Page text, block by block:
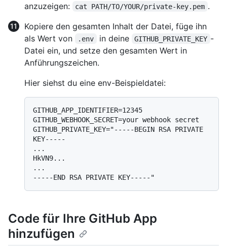
anzuzeigen:
cat PATH/TO/YOUR/private-key.pem .
Kopiere den gesamten Inhalt der Datei, füge ihn
als Wert von
.env in deine GITHUB_PRIVATE_KEY -
Datei ein, und setze den gesamten Wert in
Anführungszeichen.
Hier siehst du eine env-Beispieldatei:
GITHUB_APP_IDENTIFIER=12345
GITHUB_WEBHOOK_SECRET=your webhook secret
GITHUB_PRIVATE_KEY="-----BEGIN RSA PRIVATE
KEY-----
...
HkVN9...
...
Code für Ihre GitHub App
hinzufügen